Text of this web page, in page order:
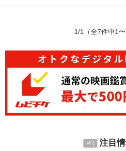
1/1 （全7件中1〜
注目